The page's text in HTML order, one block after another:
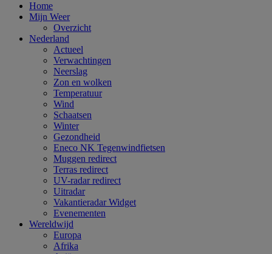
Home
Mijn Weer
Overzicht
Nederland
Actueel
Verwachtingen
Neerslag
Zon en wolken
Temperatuur
Wind
Schaatsen
Winter
Gezondheid
Eneco NK Tegenwindfietsen
Muggen redirect
Terras redirect
UV-radar redirect
Uitradar
Vakantieradar Widget
Evenementen
Wereldwijd
Europa
Afrika